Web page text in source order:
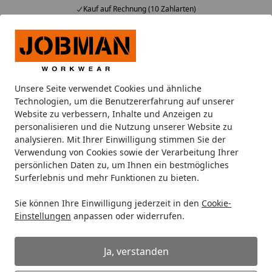
Unsere Seite verwendet Cookies und ähnliche
Technologien, um die Benutzererfahrung auf unserer
Website zu verbessern, Inhalte und Anzeigen zu
personalisieren und die Nutzung unserer Website zu
analysieren. Mit Ihrer Einwilligung stimmen Sie der
Verwendung von Cookies sowie der Verarbeitung Ihrer
persönlichen Daten zu, um Ihnen ein bestmögliches
Surferlebnis und mehr Funktionen zu bieten.
Sie können Ihre Einwilligung jederzeit in den Cookie-
Einstellungen anpassen oder widerrufen.
Ja, verstanden
Kauf auf Rechnung (10 Zahlarten)
Alle Produkte
Mein Konto
Suchen
Startseite
Oberbekleidung Arbeitspullover
Arbeitspullover
Ihre Artikelübersicht
Filter / Sortierung
Artikel gefunden